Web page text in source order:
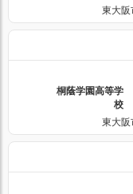
東大阪
桐蔭学園高等学
校
東大阪